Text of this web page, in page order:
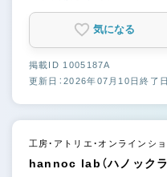
気になる
掲載ID 1005187A
更新日：2026年07月10日終了
工房・アトリエ・オンラインシ
hannoc lab（ハノックラ